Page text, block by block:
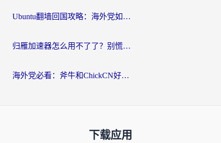
Ubuntu翻墙回国攻略：海外党如何选对加速器，无缝刷国内剧玩游戏？
归雁加速器怎么用不了了？别慌，这篇指南教你如何丝滑“回家”
海外党必看：斧牛和ChickCN好用吗？3款热门加速器实测+番茄加速器深度体验
下载应用